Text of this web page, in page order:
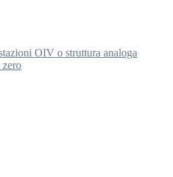
OIV o struttura analoga
zero